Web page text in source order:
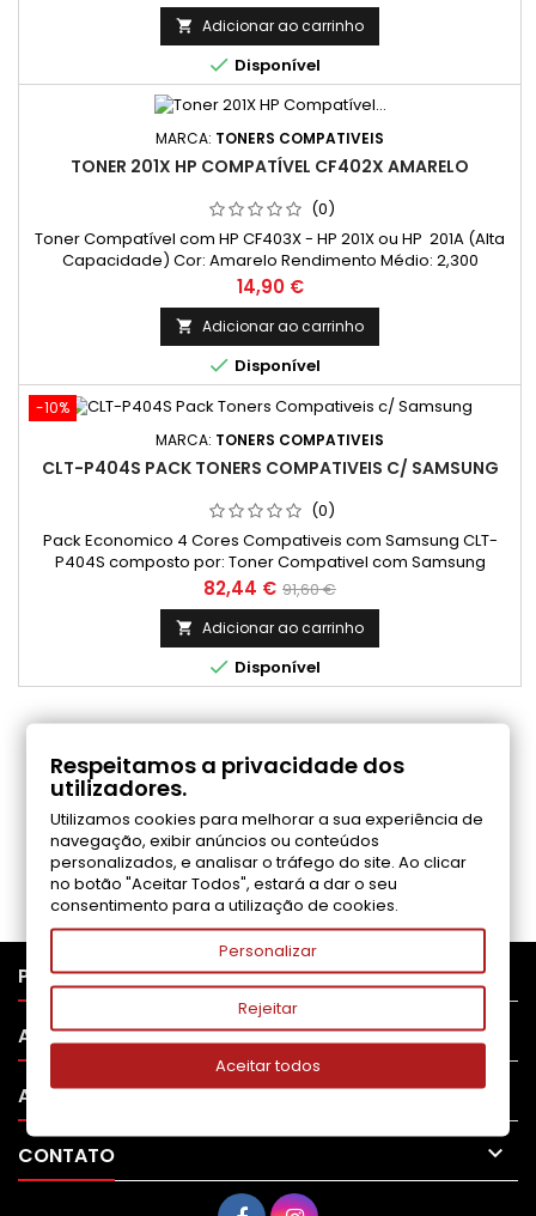
 Adicionar ao carrinho
 Disponível
MARCA: TONERS COMPATIVEIS
TONER 201X HP COMPATÍVEL CF402X AMARELO
(0)
Toner Compatível com HP CF403X - HP 201X ou HP 201A (Alta
Capacidade) Cor: Amarelo Rendimento Médio: 2,300
Páginas*
Preço
14,90 €
 Adicionar ao carrinho
 Disponível
-10%
MARCA: TONERS COMPATIVEIS
CLT-P404S PACK TONERS COMPATIVEIS C/ SAMSUNG
(0)
Pack Economico 4 Cores Compativeis com Samsung CLT-
P404S composto por: Toner Compativel com Samsung
Preto CLT-K404S, K404S Toner Compativel com Samsung
Preto CLT-C404S, C404S Toner Compativel com Samsung
Preto CLT-M404S, M404S Toner Compativel com Samsung
Preto CLT-Y404S, Y404S
Preço
82,44 € Preço
normal
91,60 €
 Adicionar ao carrinho
 Disponível
COMENTÁRIOS (0)
Seja o primeiro a fazer uma avaliação
PRODUTOS 
APOIO AO CLIENTE 
A SUA CONTA 
CONTATO 
Respeitamos a privacidade dos
utilizadores.
Utilizamos cookies para melhorar a sua experiência de
navegação, exibir anúncios ou conteúdos
personalizados, e analisar o tráfego do site. Ao clicar
no botão "Aceitar Todos", estará a dar o seu
consentimento para a utilização de cookies.
Personalizar
Rejeitar
Aceitar todos